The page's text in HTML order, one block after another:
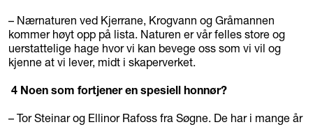
– Nærnaturen ved Kjerrane, Krogvann og Gråmannen
kommer høyt opp på lista. Naturen er vår felles store og
uerstattelige hage hvor vi kan bevege oss som vi vil og
kjenne at vi lever, midt i skaperverket.
4 Noen som fortjener en spesiell honnør?
– Tor Steinar og Ellinor Rafoss fra Søgne. De har i mange år